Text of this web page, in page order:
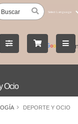
by
Ocio
DEPORTE Y OCIO